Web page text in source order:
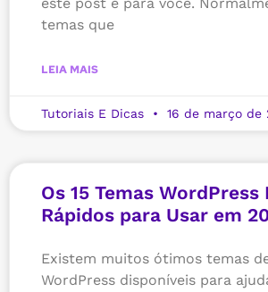
este post é para você.
temas que
LEIA MAIS
Tutoriais E Dicas 16 de março de
Os 15 Temas WordPress
Rápidos para Usar em
Existem muitos ótimos temas
WordPress disponíveis para